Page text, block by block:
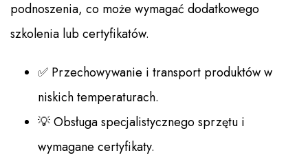
podnoszenia, co może wymagać dodatkowego
szkolenia lub certyfikatów.
✅ Przechowywanie i transport produktów w
niskich temperaturach.
💡 Obsługa specjalistycznego sprzętu i
wymagane certyfikaty.